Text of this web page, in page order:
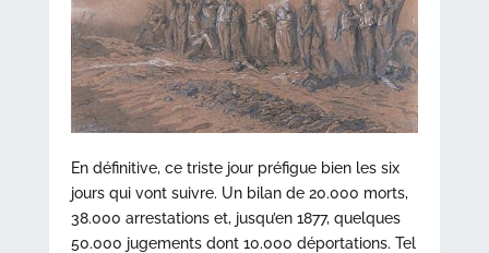
En définitive, ce triste jour préfigue bien les six
jours qui vont suivre. Un bilan de 20.000 morts,
38.000 arrestations et, jusqu’en 1877, quelques
50.000 jugements dont 10.000 déportations. Tel